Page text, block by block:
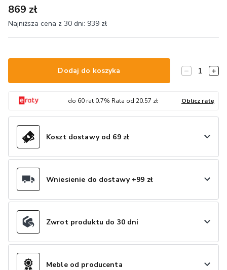
869 zł
Najniższa cena z 30 dni: 939 zł
Dodaj do koszyka 1
do 60 rat 0.7% Rata od 20.57 zł Oblicz ratę
Koszt dostawy od 69 zł
Wniesienie do dostawy +99 zł
Zwrot produktu do 30 dni
Meble od producenta